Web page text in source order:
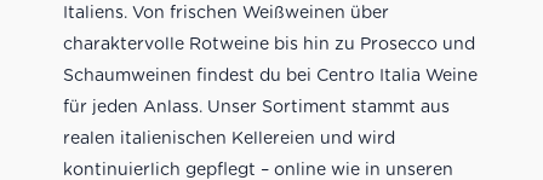
Italiens. Von frischen Weißweinen über
charaktervolle Rotweine bis hin zu Prosecco und
Schaumweinen findest du bei Centro Italia Weine
für jeden Anlass. Unser Sortiment stammt aus
realen italienischen Kellereien und wird
kontinuierlich gepflegt – online wie in unseren